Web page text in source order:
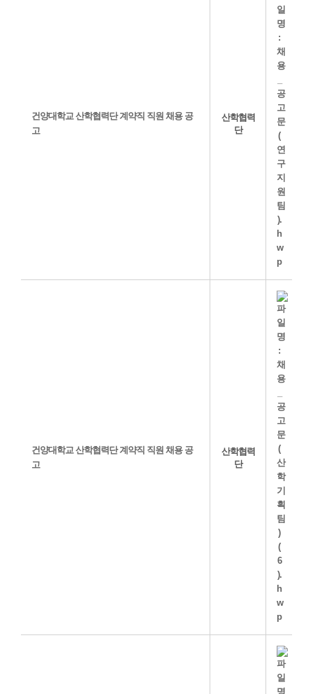
건양대학교 산학협력단 계약직 직원 채용 공
고
산학협력
단
건양대학교 산학협력단 계약직 직원 채용 공
고
산학협력
단